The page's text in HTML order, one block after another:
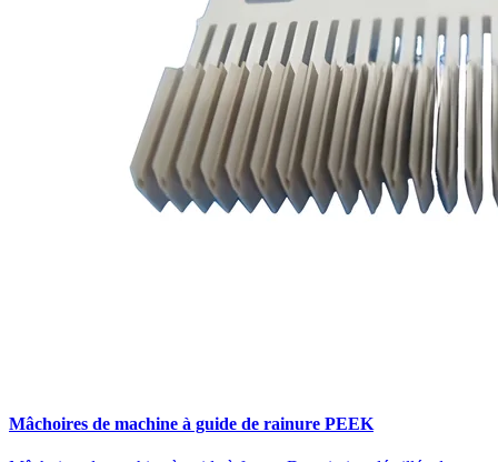
Mâchoires de machine à guide de rainure PEEK